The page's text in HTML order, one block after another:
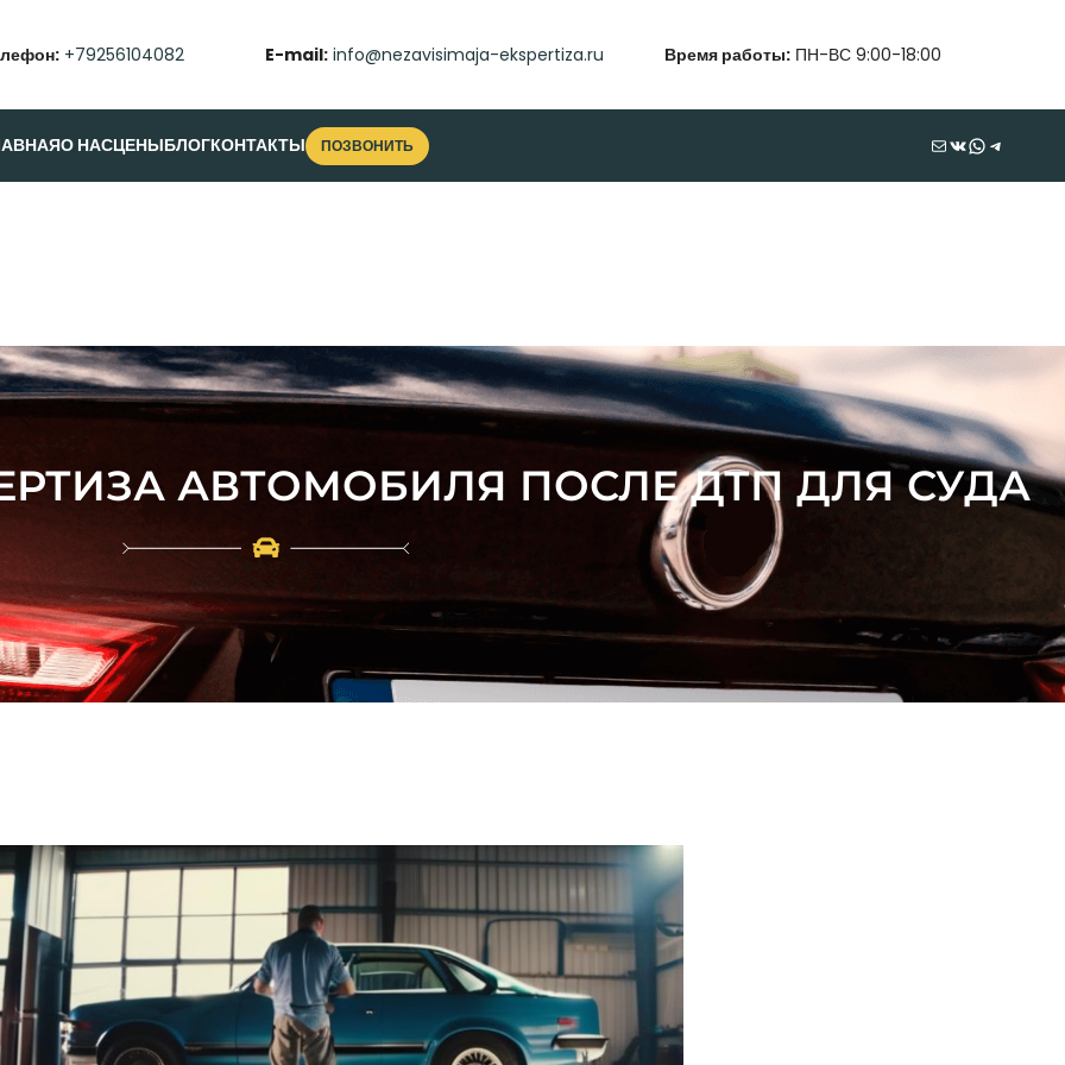
+79256104082 E-mail: info@nezavisimaja-ekspertiza.ru Время работы:ПН-ВС 9:00-18:00
О НАСЦЕНЫБЛОГКОНТАКТЫ ПОЗВОНИТЬ Почта ВКонтакте WhatsApp Telegram
АВТОМОБИЛЯ ПОСЛЕ ДТП ДЛЯ СУДА